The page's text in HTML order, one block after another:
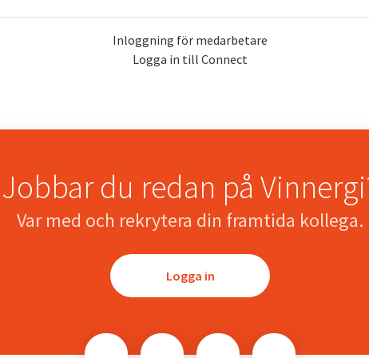
Inloggning för medarbetare
Logga in till Connect
Jobbar du redan på
Var med och rekrytera din framtida kollega.
Logga in